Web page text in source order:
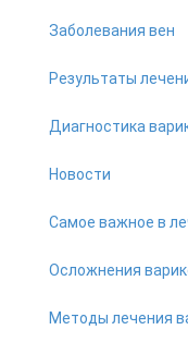
Заболевания вен
Результаты
Диагностика
Новости
Самое важное в
Осложнения
Методы лечения